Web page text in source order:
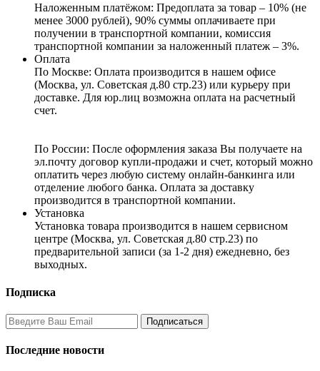
Наложенным платёжом: Предоплата за товар – 10% (не
менее 3000 рублей), 90% суммы оплачиваете при
получении в транспортной компании, комиссия
транспортной компании за наложенный платеж – 3%.
Оплата
По Москве: Оплата производится в нашем офисе
(Москва, ул. Советская д.80 стр.23) или курьеру при
доставке. Для юр.лиц возможна оплата на расчетный
счет.
По России: После оформления заказа Вы получаете на
эл.почту договор купли-продажи и счет, который можно
оплатить через любую систему онлайн-банкинга или
отделение любого банка. Оплата за доставку
производится в транспортной компании.
Установка
Установка товара производится в нашем сервисном
центре (Москва, ул. Советская д.80 стр.23) по
предварительной записи (за 1-2 дня) ежедневно, без
выходных.
Подписка
Последние новости